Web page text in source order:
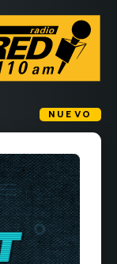
NUEVO